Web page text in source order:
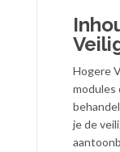
Hogere
modules
je de